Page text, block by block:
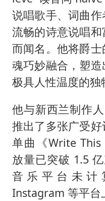
说唱歌手、词曲
流畅的诗意说唱
而闻名。他将爵
魂巧妙融合，塑
极具人性温度的独
他与新西兰制作
推出了多张广受
单曲《Write
放量已突破 1.5
音乐平台未计
Instagram 等平台